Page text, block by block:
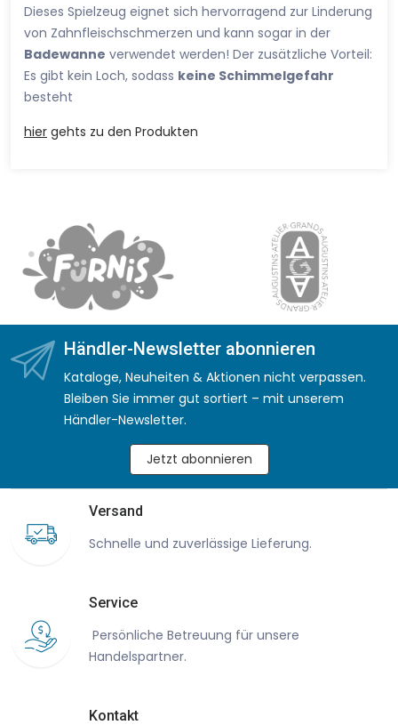
Dieses Spielzeug eignet sich hervorragend zur Linderung
von Zahnfleischschmerzen und kann sogar in der
Badewanne verwendet werden! Der zusätzliche Vorteil:
Es gibt kein Loch, sodass keine Schimmelgefahr
besteht
hier gehts zu den Produkten
Händler-Newsletter abonnieren
Kataloge, Neuheiten & Aktionen nicht verpassen.
Bleiben Sie immer gut sortiert – mit unserem
Händler-Newsletter.
Jetzt abonnieren
Versand
Schnelle und zuverlässige Lieferung.
Service
Persönliche Betreuung für unsere
Handelspartner.
Kontakt